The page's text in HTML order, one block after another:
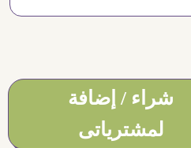
شراء / إضافة
لمشترياتى